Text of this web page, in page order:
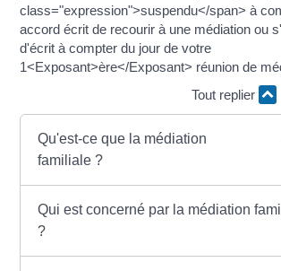
class="expression">suspendu</span> à
accord écrit de recourir à une médiation ou
d'écrit à compter du jour de votre
1<Exposant>ère</Exposant> réunion de
Tout replier
Qu'est-ce que la médiation
familiale ?
Qui est concerné par la médiation
?